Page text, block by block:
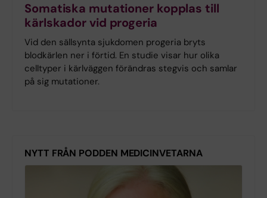
Somatiska mutationer kopplas till
kärlskador vid progeria
Vid den sällsynta sjukdomen progeria bryts
blodkärlen ner i förtid. En studie visar hur olika
celltyper i kärlväggen förändras stegvis och samlar
på sig mutationer.
NYTT FRÅN PODDEN MEDICINVETARNA